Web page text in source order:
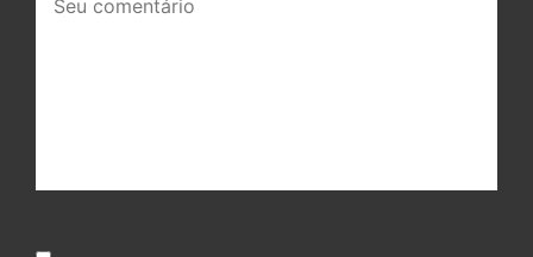
comentário: